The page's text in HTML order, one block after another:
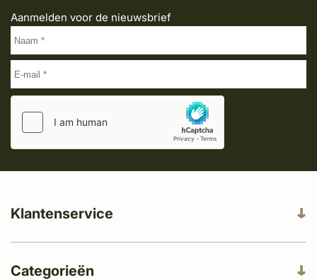
Aanmelden voor de nieuwsbrief
Klantenservice
Categorieën